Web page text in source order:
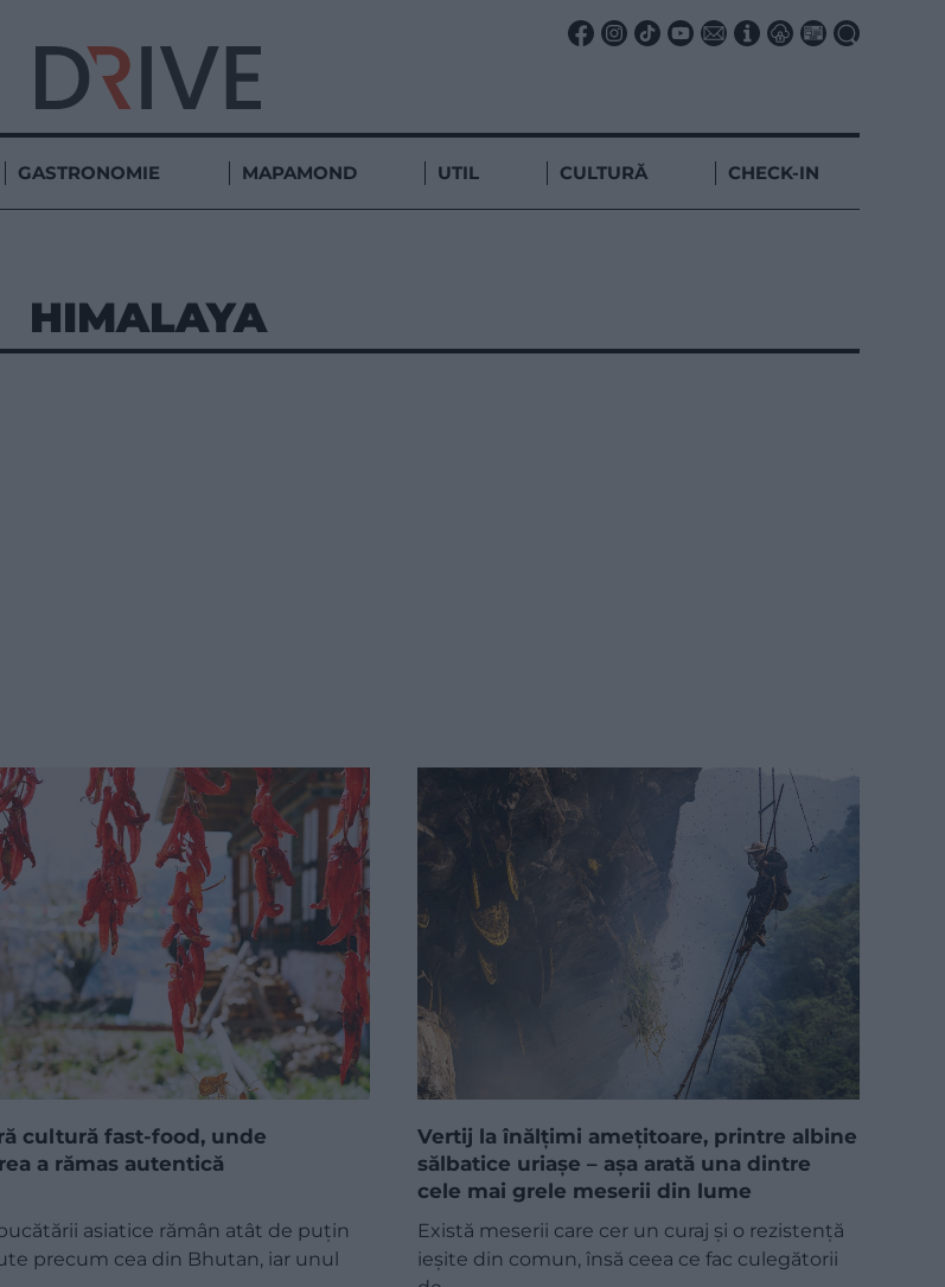
GASTRONOMIE MAPAMOND UTIL CULTURĂ CHECK-IN
HIMALAYA
cultură fast-food, unde
a rămas autentică
asiatice rămân atât de puțin
precum cea din Bhutan, iar unul
Vertij la înălțimi amețitoare, printre albine
sălbatice uriașe – așa arată una dintre
cele mai grele meserii din lume
Există meserii care cer un curaj și o rezistență
ieșite din comun, însă ceea ce fac culegătorii